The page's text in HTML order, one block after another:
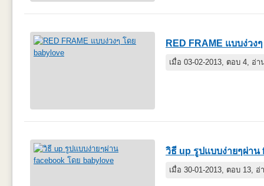
RED FRAME แบบง่วงๆ
เมื่อ 03-02-2013, ตอบ 4, อ่า
วิธี up รูปแบบง่ายๆผ่าน
เมื่อ 30-01-2013, ตอบ 13, อ่